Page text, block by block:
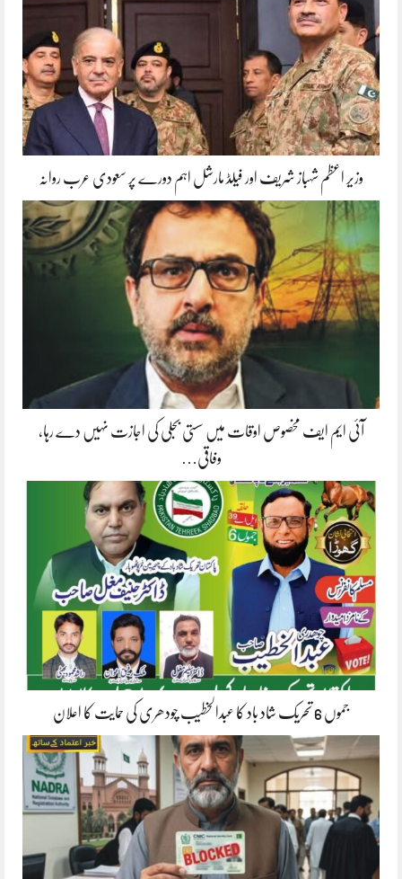
وزیر اعظم شہباز شریف اور فیلڈ مارشل اہم دورے پر سعودی عرب روانہ
آئی ایم ایف مخصوص اوقات میں سستی بجلی کی اجازت نہیں دے رہا،
وفاقی…
جموں 6 تحریک شاد باد کا عبدالخطیب چودھری کی حمایت کا اعلان